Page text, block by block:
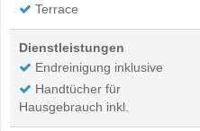
Terrace
Dienstleistungen
Endreinigung inklusive
Handtücher für
Hausgebrauch inkl.